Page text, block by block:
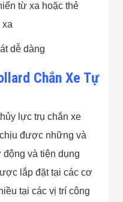
Tin Tức
từ xa hoặc thẻ
xa
dễ dàng
Chắn Xe Tự
lực trụ chắn xe
được những và
và tiện dụng
lắp đặt tại các cơ
tại các vị trí công